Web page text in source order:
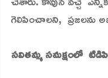
గెలిపించాలని, ప్రజలను
సవితమ్మ సమక్షంలో